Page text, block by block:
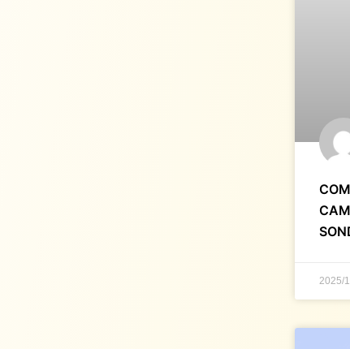
2025/